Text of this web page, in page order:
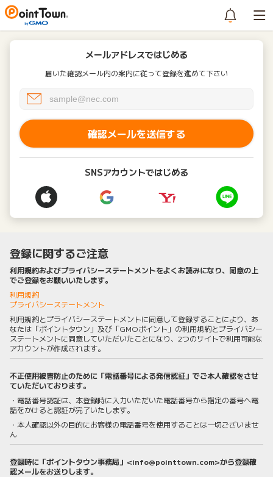
メールアドレスではじめる
届いた確認メール内の案内に従って登録を進めて下さい
確認メールを送信する
SNSアカウントではじめる
登録に関するご注意
利用規約およびプライバシーステートメントをよくお読みになり、同意の上
でご登録をお願いいたします。
利用規約
プライバシーステートメント
利用規約とプライバシーステートメントに同意して登録することにより、あ
なたは「ポイントタウン」及び「GMOポイント」の利用規約とプライバシー
ステートメントに同意していただいたことになり、2つのサイトで利用可能な
アカウントが作成されます。
不正使用被害防止のために「電話番号による発信認証」でご本人確認をさせ
ていただいております。
・電話番号認証は、本登録時に入力いただいた電話番号から指定の番号へ電
話をかけると認証が完了いたします。
・本人確認以外の目的にお客様の電話番号を使用することは一切ございませ
ん
登録時に「ポイントタウン事務局」<info@pointtown.com>から登録確
認メールをお送りします。